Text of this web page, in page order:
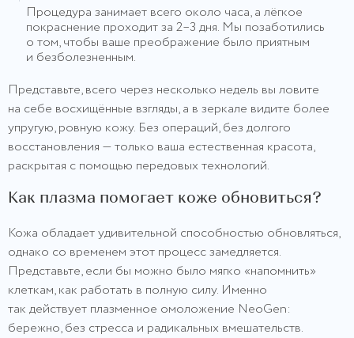
Процедура занимает всего около часа, а лёгкое
покраснение проходит за 2–3 дня. Мы позаботились
о том, чтобы ваше преображение было приятным
и безболезненным.
Представьте, всего через несколько недель вы ловите
на себе восхищённые взгляды, а в зеркале видите более
упругую, ровную кожу. Без операций, без долгого
восстановления — только ваша естественная красота,
раскрытая с помощью передовых технологий.
Как плазма помогает коже обновиться?
Кожа обладает удивительной способностью обновляться,
однако со временем этот процесс замедляется.
Представьте, если бы можно было мягко «напомнить»
клеткам, как работать в полную силу. Именно
так действует плазменное омоложение NeoGen:
бережно, без стресса и радикальных вмешательств.